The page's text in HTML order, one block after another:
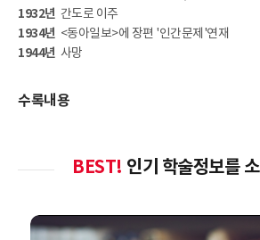
1932년 간도로 이주
1934년 <동아일보>에 장편 '인간문제'연재
1944년 사망
수록내용
BEST! 인기 학술정보를